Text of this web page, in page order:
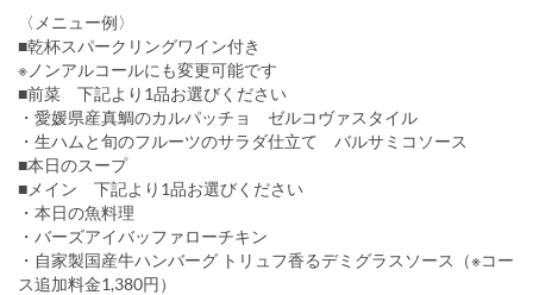
〈メニュー例〉
■乾杯スパークリングワイン付き
※ノンアルコールにも変更可能です
■前菜 下記より1品お選びください
・愛媛県産真鯛のカルパッチョ ゼルコヴァスタイル
・生ハムと旬のフルーツのサラダ仕立て バルサミコソース
■本日のスープ
■メイン 下記より1品お選びください
・本日の魚料理
・バーズアイバッファローチキン
・自家製国産牛ハンバーグ トリュフ香るデミグラスソース（※コー
ス追加料金1,380円）